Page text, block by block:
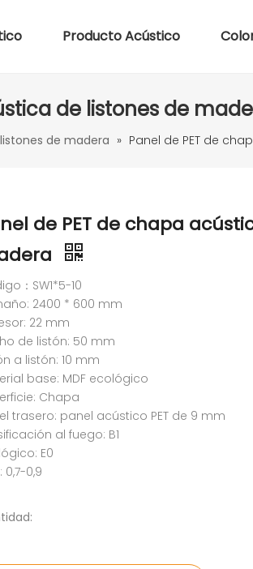
Producto Acústico
de listones de
de madera » Panel de PET de
de PET de chapa
：SW1*5-10
2400 * 600 mm
22 mm
de listón: 50 mm
a listón: 10 mm
base: MDF ecológico
Chapa
trasero: panel acústico PET de 9 mm
al fuego: B1
E0
0,7-0,9